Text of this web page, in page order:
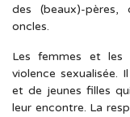
des (beaux)-
oncles.
Les femmes et les
violence sexualisée.
et de jeunes filles
leur encontre. La